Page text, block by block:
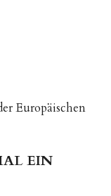
Europäischen
EIN